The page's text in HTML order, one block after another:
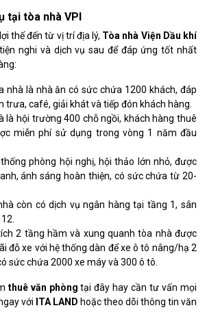
tại tòa nhà VPI
thế đến từ vị trí địa lý, Tòa nhà Viện Dầu khí
nghi và dịch vụ sau để đáp ứng tốt nhất
nhà là nhà ăn có sức chứa 1200 khách, đáp
trưa, café, giải khát và tiếp đón khách hàng.
là hội trường 400 chỗ ngồi, khách hàng thuê
miễn phí sử dụng trong vòng 1 năm đầu
phòng hội nghị, hội thảo lớn nhỏ, được
ánh sáng hoàn thiện, có sức chứa từ 20-
còn có dịch vụ ngân hàng tại tầng 1, sân
2 tầng hầm và xung quanh tòa nhà được
đỗ xe với hệ thống dàn để xe ô tô nâng/hạ 2
sức chứa 2000 xe máy và 300 ô tô.
thuê văn phòngtại đây hay cần tư vấn mọi
với ITA LAND hoặc theo dõi thông tin văn